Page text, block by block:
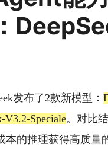
发布了2款新模型：
V3.2-Speciale。对比
本的推理获得高质量